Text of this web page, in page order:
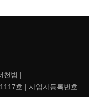
천범 |
호 | 사업자등록번호: